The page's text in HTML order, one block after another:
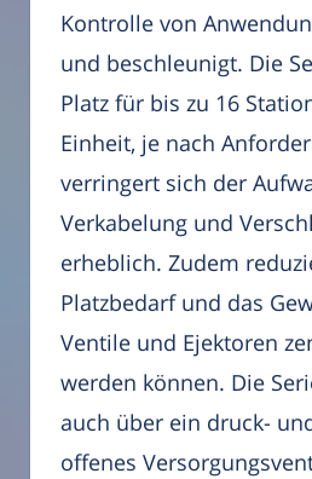
Kontrolle von
und beschleunigt. Die
Platz für bis zu 16
Einheit, je nach
verringert sich der
Verkabelung und
erheblich. Zudem
Platzbedarf und das
Ventile und Ejektoren
werden können. Die
auch über ein druck-
offenes